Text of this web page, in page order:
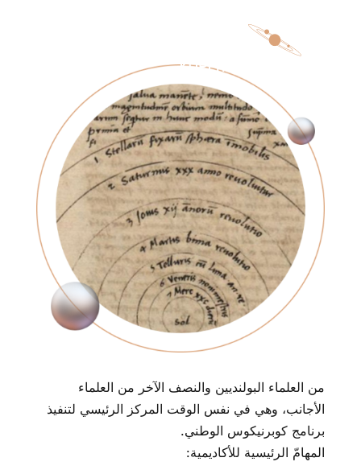
من العلماء البولنديين والنصف الآخر من العلماء
الأجانب، وهي في نفس الوقت المركز الرئيسي لتنفيذ
برنامج كوبرنيكوس الوطني.
المهامّ الرئيسية للأكاديمية: